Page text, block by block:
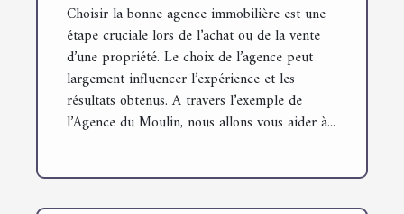
Choisir la bonne agence immobilière est une
étape cruciale lors de l’achat ou de la vente
d’une propriété. Le choix de l’agence peut
largement influencer l’expérience et les
résultats obtenus. A travers l’exemple de
l’Agence du Moulin, nous allons vous aider à...